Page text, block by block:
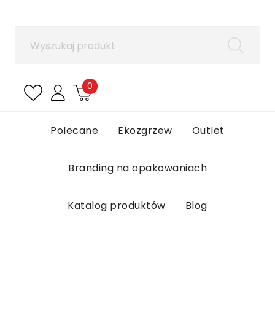
0
Polecane Ekozgrzew Outlet
Branding na opakowaniach
Katalog produktów Blog
Aby zapisać produkty na liście ulubionych, musisz
Anuluj Zaloguj się